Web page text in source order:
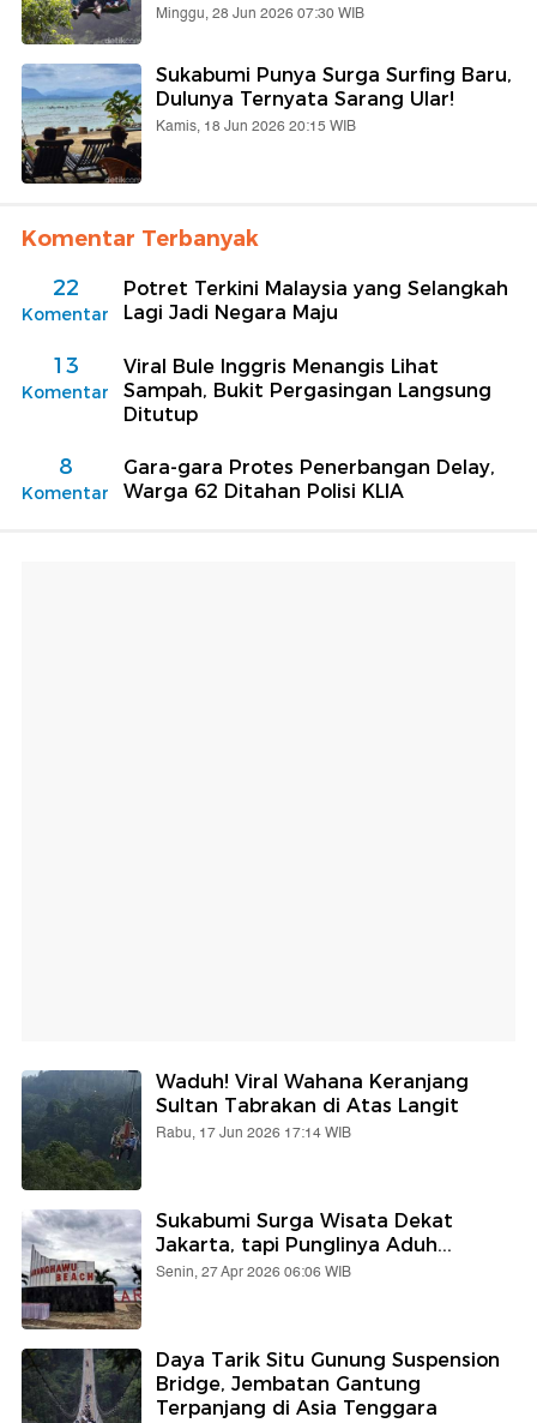
Minggu, 28 Jun 2026 07:30 WIB
Sukabumi Punya Surga Surfing Baru,
Dulunya Ternyata Sarang Ular!
Kamis, 18 Jun 2026 20:15 WIB
Komentar Terbanyak
22
Komentar
Potret Terkini Malaysia yang Selangkah
Lagi Jadi Negara Maju
13
Komentar
Viral Bule Inggris Menangis Lihat
Sampah, Bukit Pergasingan Langsung
Ditutup
8
Komentar
Gara-gara Protes Penerbangan Delay,
Warga 62 Ditahan Polisi KLIA
Waduh! Viral Wahana Keranjang
Sultan Tabrakan di Atas Langit
Rabu, 17 Jun 2026 17:14 WIB
Sukabumi Surga Wisata Dekat
Jakarta, tapi Punglinya Aduh...
Senin, 27 Apr 2026 06:06 WIB
Daya Tarik Situ Gunung Suspension
Bridge, Jembatan Gantung
Terpanjang di Asia Tenggara